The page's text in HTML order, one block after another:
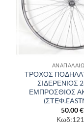
ΤΡΟΧΟΣ
ΣΙΔΕΡΕΝΙΟΣ
ΕΜΠΡΟΣΘΙΟΣ
50.00€